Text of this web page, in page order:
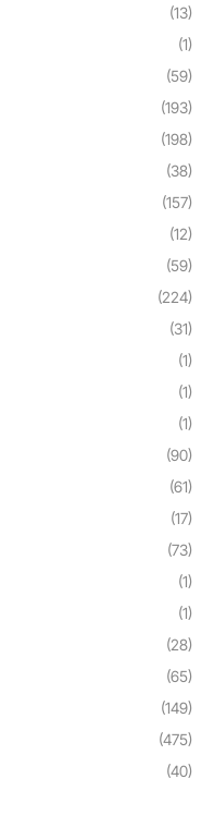
(13)
(1)
(59)
(193)
(198)
(38)
(157)
(12)
(59)
(224)
(31)
(1)
(1)
(1)
(90)
(61)
(17)
(73)
(1)
(1)
(28)
(65)
(149)
(475)
(40)